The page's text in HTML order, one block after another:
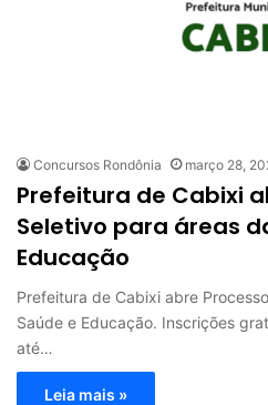
Concursos Rondônia março 28,
Prefeitura de Cabixi
Seletivo para áreas
Educação
Prefeitura de Cabixi abre
Saúde e Educação. Inscrições
até…
Leia mais »